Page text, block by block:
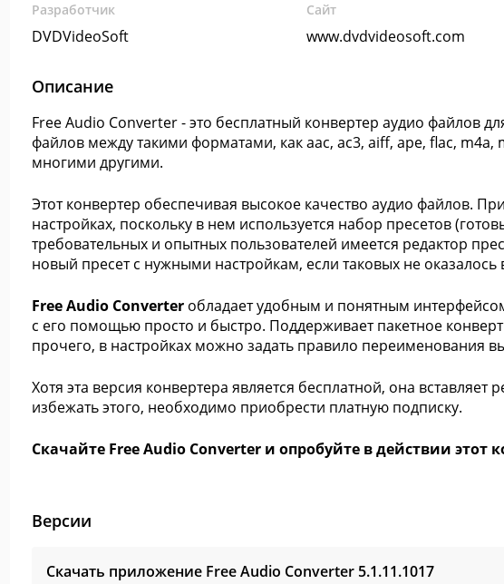
Разработчик
DVDVideoSoft
Сайт
www.dvdvideosoft.com
Описание
Free Audio Converter - это бесплатный конвертер аудио файлов
файлов между такими форматами, как aac, ac3, aiff, ape, flac, m4a,
многими другими.
Этот конвертер обеспечивая высокое качество аудио файлов.
настройках, поскольку в нем используется набор пресетов
требовательных и опытных пользователей имеется редактор
новый пресет с нужными настройкам, если таковых не оказалось
Free Audio Converter обладает удобным и понятным
с его помощью просто и быстро. Поддерживает пакетное
прочего, в настройках можно задать правило переименования
Хотя эта версия конвертера является бесплатной, она
избежать этого, необходимо приобрести платную подписку.
Скачайте Free Audio Converter и опробуйте в действии этот
Версии
Скачать приложение Free Audio Converter 5.1.11.1017